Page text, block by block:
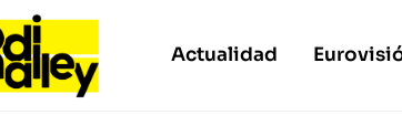
Actualidad